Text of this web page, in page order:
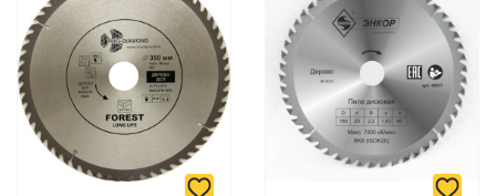
Для юридических лиц: переводом на расчетный счет при
онлайн оплате заказа на сайте.
Подробнее о способах оплаты можно узнать здесь - "Оплата"